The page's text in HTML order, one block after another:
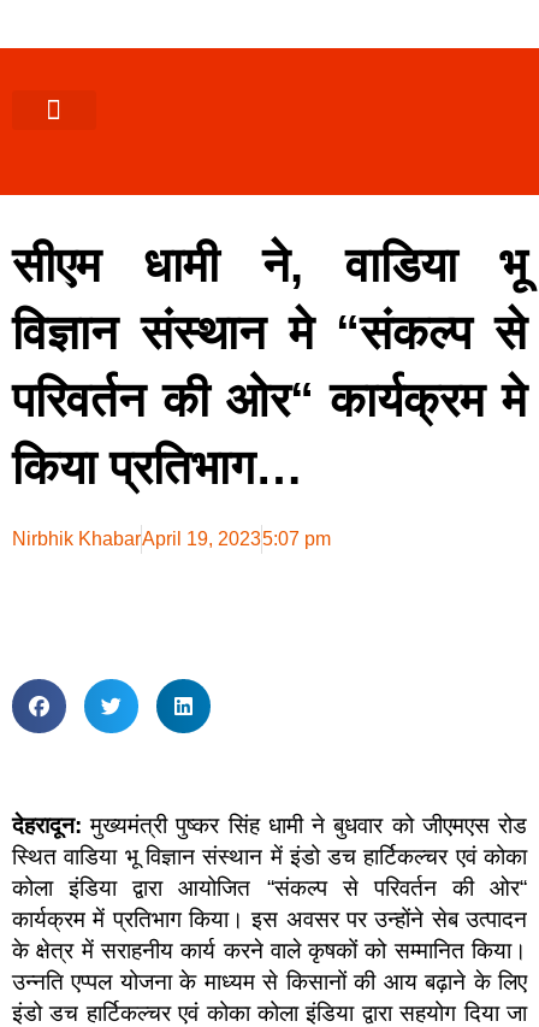
सीएम धामी ने, वाडिया भू
विज्ञान संस्थान मे “संकल्प से
परिवर्तन की ओर“ कार्यक्रम मे
किया प्रतिभाग…
Nirbhik KhabarApril 19, 20235:07 pm
देहरादून: मुख्यमंत्री पुष्कर सिंह धामी ने बुधवार को जीएमएस रोड
स्थित वाडिया भू विज्ञान संस्थान में इंडो डच हार्टिकल्चर एवं कोका
कोला इंडिया द्वारा आयोजित “संकल्प से परिवर्तन की ओर“
कार्यक्रम में प्रतिभाग किया। इस अवसर पर उन्होंने सेब उत्पादन
के क्षेत्र में सराहनीय कार्य करने वाले कृषकों को सम्मानित किया।
उन्नति एप्पल योजना के माध्यम से किसानों की आय बढ़ाने के लिए
इंडो डच हार्टिकल्चर एवं कोका कोला इंडिया द्वारा सहयोग दिया जा